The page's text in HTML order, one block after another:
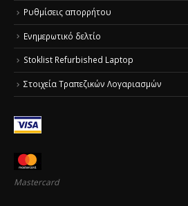
Ρυθμίσεις απορρήτου
Ενημερωτικό δελτίο
Stoklist Refurbished Laptop
Στοιχεία Τραπεζικών Λογαριασμών
Mastercard